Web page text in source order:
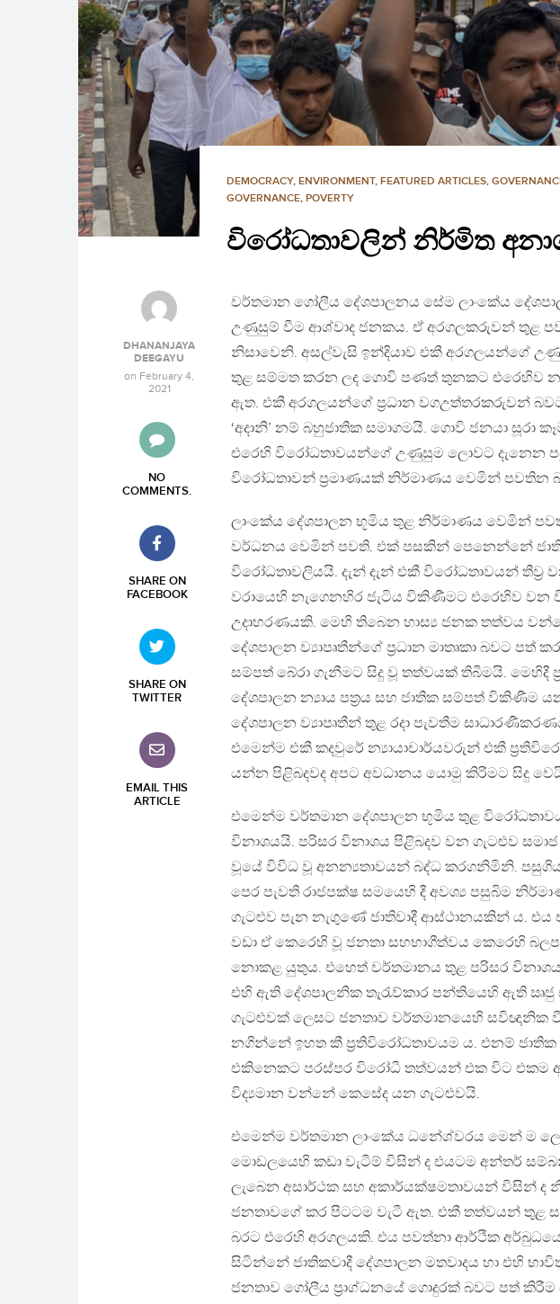
DEMOCRACY, ENVIRONMENT, FEATURED ARTICLES,
GOVERNANCE, POVERTY
විරෝධතාවලින් නිර්මිත
DHANANJAYA
DEEGAYU
on February 4,
2021
NO
COMMENTS.
SHARE ON
FACEBOOK
SHARE ON
TWITTER
EMAIL THIS
ARTICLE
වර්තමාන ගෝලීය දේශපාලනය සේම ලාංකේය
උණුසුම් වීම ආශ්වාද ජනකය. ඒ අරගලකරුවන් තුළ
නිසාවෙනි. අසල්වැසි ඉන්දියාව එකී අරගලයන්ගේ
තුළ සම්මත කරන ලද ගොවි පණත් තුනකට එරෙහිව
ඇත. එකී අරගලයන්ගේ ප‍්‍රධාන වගඋත්තරකරුවන්
‘අදානි’ නම් බහුජාතික සමාගමයි. ගොවි ජනයා සූරා
එරෙහි විරෝධතාවයන්ගේ උණුසුම ලොවට දැනෙන
විරෝධතාවන් ප‍්‍රමාණයක් නිර්මාණය වෙමින් පවතින
ලාංකේය දේශපාලන භූමිය තුළ නිර්මාණය වෙමින්
වර්ධනය වෙමින් පවති. එක් පසකින් පෙනෙන්නේ
විරෝධතාවලියයි. දැන් දැන් එකී විරෝධතාවයන්
වරායෙහි නැගෙනහිර ජැටිය විකිණීමට එරෙහිව
උදාහරණයකි. මෙහි තිබෙන හාස්‍ය ජනක තත්වය
දේශපාලන ව්‍යාපෘතීන්ගේ ප‍්‍රධාන මාතෘකා බවට
සම්පත් බේරා ගැනීමට සිදු වූ තත්වයක් තිබීමයි. මෙහිදී
දේශපාලන න්‍යාය පත‍්‍රය සහ ජාතික සම්පත්
දේශපාලන ව්‍යාපෘතීන් තුළ රදා පැවතීම
එමෙන්ම එකී කදවුරේ න්‍යායාචාර්යවරුන් එකී
යන්න පිළිබදවද අපට අවධානය යොමු කිරිමට සිදු
එමෙන්ම වර්තමාන දේශපාලන භූමිය තුළ
විනාශයයි. පරිසර විනාශය පිළිබදව වන ගැටළුව
වූයේ විවිධ වූ අනන්‍යතාවයන් බද්ධ කරගනිමිනි. පසුගිය
පෙර පැවති රාජපක්ෂ සමයෙහි දී අවශ්‍ය පසුබිම
ගැටළුව පැන නැගුණේ ජාතිවාදී ආස්ථානයකින් ය.
වඩා ඒ කෙරෙහි වූ ජනතා සහභාගීත්වය කෙරෙහි
නොකළ යුතුය. එහෙත් වර්තමානය තුළ පරිසර
එහි ඇති දේශපාලනික තැරැව්කාර පන්තියෙහි ඇති
ගැටළුවක් ලෙසට ජනතාව වර්තමානයෙහි
නගින්නේ ඉහත කී ප‍්‍රතිවිරෝධතාවයම ය. එනම්
එකිනෙකට පරස්පර විරෝධී තත්වයන් එක විට එකම
විද්‍යමාන වන්නේ කෙසේද යන ගැටළුවයි.
එමෙන්ම වර්තමාන ලාංකේය ධනේශ්වරය මෙන් ම
මොඩලයෙහි කඩා වැටීම් විසින් ද එයටම අන්තර්
ලැබෙන අසාර්ථක සහ අකාර්යක්ෂමතාවයන් විසින් ද
ජනතාවගේ කර පිටටම වැටී ඇත. එකී තත්වයන් තුළ
බරට එරෙහි අරගලයකි. එය පවත්නා ආර්ථික
සිටින්නේ ජාතිකවාදී දේශපාලන මතවාදය හා එහි
ජනතාව ගෝලීය ප‍්‍රාග්ධනයේ ගොදුරක් බවට පත් කිරීම